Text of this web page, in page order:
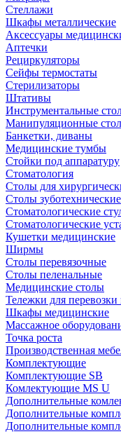
Стеллажи
Шкафы металлические
Аксессуары
Аптечки
Рециркуляторы
Сейфы термостаты
Стерилизаторы
Штативы
Инструментальные
Манипуляционные
Банкетки, диваны
Медицинские тумбы
Стойки под аппаратуру
Стоматология
Столы для
Столы зуботехнические
Стоматологические
Стоматологические
Кушетки медицинские
Ширмы
Столы перевязочные
Столы пеленальные
Медицинские столы
Тележки для перевозки
Шкафы медицинские
Массажное
Точка роста
Производственная
Комплектующие
Комплектующие SB
Комлектующие MS U
Дополнительные
Дополнительные
Дополнительные